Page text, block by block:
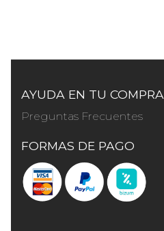
AYUDA EN TU COMPRA
Preguntas Frecuentes
FORMAS DE PAGO